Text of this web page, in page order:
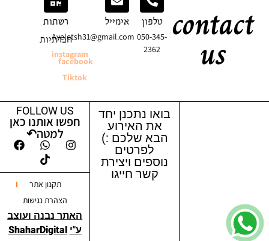
טלפון
050-345-
2362
contact
us
אימייל
Ayeletsh31@gmail.com
רשתות
חברתיות
instagram
facebook
Tiktok
בואו נתכנן יחד
את האירוע
הבא שלכם :)
לפרטים
נוספים ויצירת
קשר חייגו
FOLLOW US
חפשו אותנו כאן
למטה↶
תקנון אתר
הצהרת נגישות
האתר נבנה ועוצב
ע"י ShaharDigital